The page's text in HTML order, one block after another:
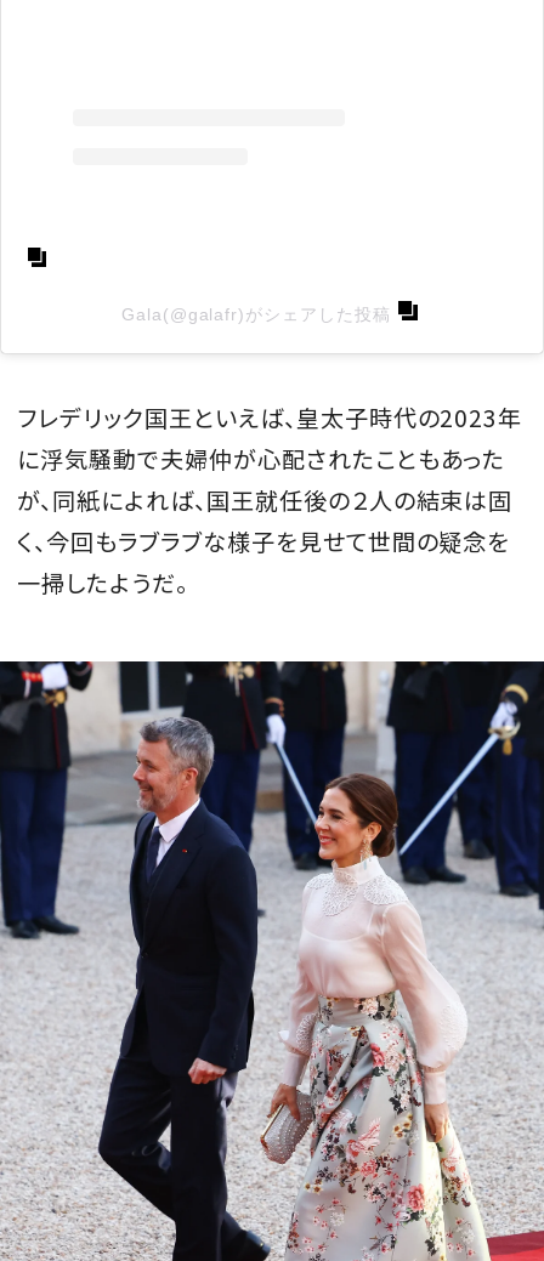
Gala(@galafr)がシェアした投稿
フレデリック国王といえば、皇太子時代の2023年
に浮気騒動で夫婦仲が心配されたこともあった
が、同紙によれば、国王就任後の２人の結束は固
く、今回もラブラブな様子を見せて世間の疑念を
一掃したようだ。